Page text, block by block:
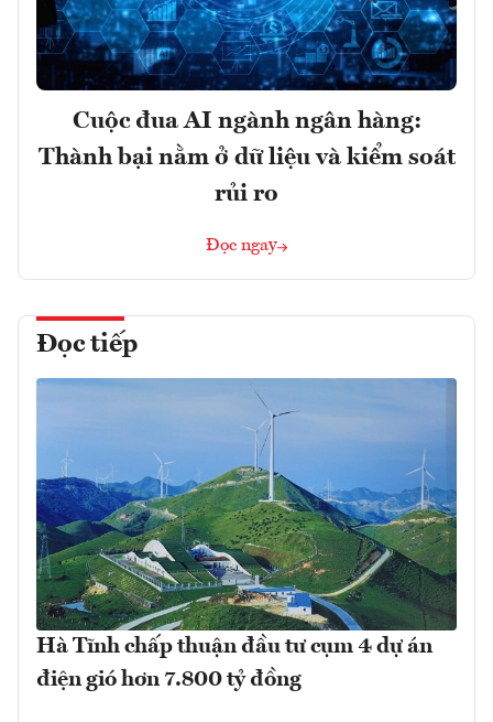
Cuộc đua AI ngành ngân hàng:
Thành bại nằm ở dữ liệu và kiểm soát
rủi ro
Đọc ngay
Đọc tiếp
Hà Tĩnh chấp thuận đầu tư cụm 4 dự án
điện gió hơn 7.800 tỷ đồng